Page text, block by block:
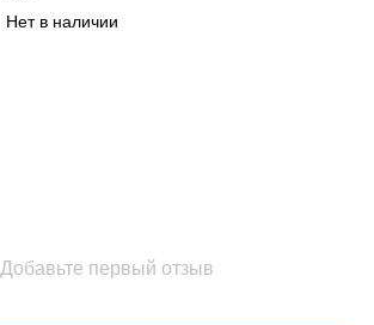
Нет в наличии
Добавьте первый отзыв